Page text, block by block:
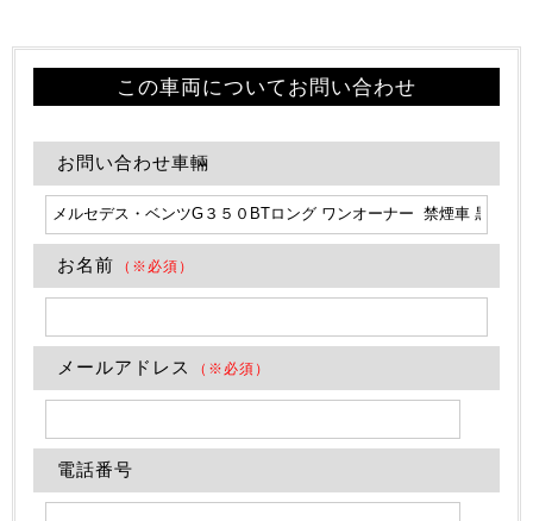
この車両についてお問い合わせ
お問い合わせ車輛
お名前 （※必須）
メールアドレス （※必須）
電話番号